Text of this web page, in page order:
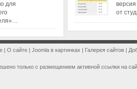
для
от
| О сайте | Joomla в картинках | Галерея сайтов |
только с размещением активной ссылки на